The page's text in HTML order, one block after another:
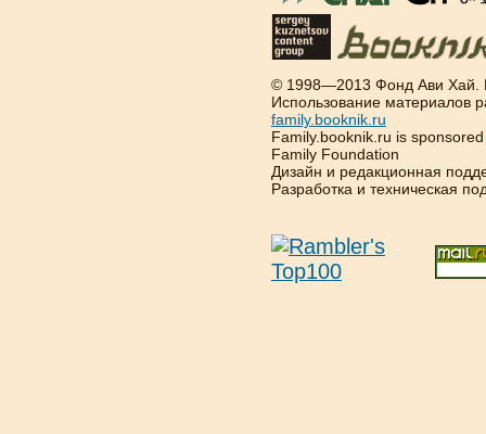
© 1998—2013 Фонд Ави Хай.
Использование материалов
family.booknik.ru
Family.booknik.ru is
Family Foundation
Дизайн и редакционная
Разработка и техническая